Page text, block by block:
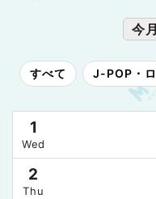
今月
すべて J-POP・
1
Wed
2
Thu